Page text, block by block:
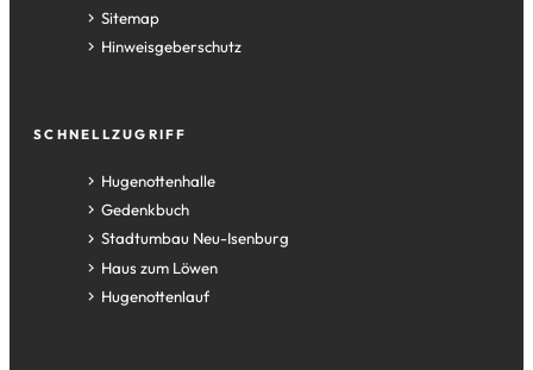
Sitemap
Hinweisgeberschutz
SCHNELLZUGRIFF
Hugenottenhalle
(Öffnet
in
einem
neuen
Tab)
Gedenkbuch
(Öffnet
in
einem
neuen
Stadtumbau Neu-Isenburg
(Öffnet
in
einem
Haus zum Löwen
(Öffnet
in Hugenottenlauf
(Öffnet